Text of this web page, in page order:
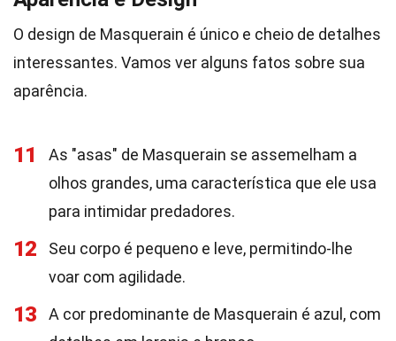
O design de Masquerain é único e cheio de detalhes
interessantes. Vamos ver alguns fatos sobre sua
aparência.
11
As "asas" de Masquerain se assemelham a
olhos grandes, uma característica que ele usa
para intimidar predadores.
12
Seu corpo é pequeno e leve, permitindo-lhe
voar com agilidade.
13
A cor predominante de Masquerain é azul, com